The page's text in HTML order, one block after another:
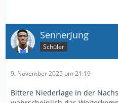
SennerJung
Schüler
9. November 2025 um 21:19
Bittere Niederlage in der